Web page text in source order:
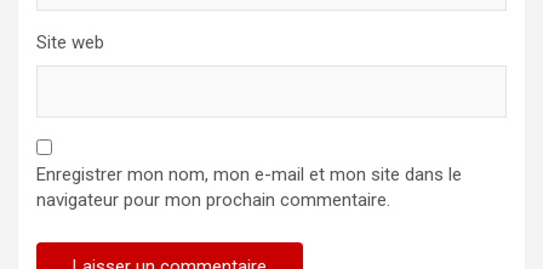
Site web
Enregistrer mon nom, mon e-mail et mon site dans le
navigateur pour mon prochain commentaire.